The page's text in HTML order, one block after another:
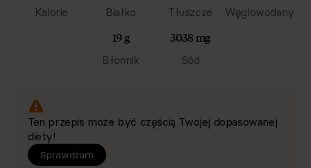
Kalorie Białko Tłuszcze Węglowodany
19 g
Błonnik
3038 mg
Sód
Ten przepis może być częścią Twojej dopasowanej
diety!
Sprawdzam